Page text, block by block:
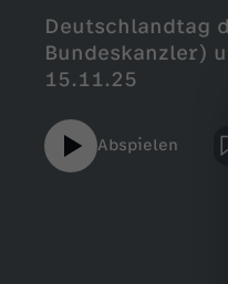
Deutschlandtag
Bundeskanzler)
15.11.25
Abspielen